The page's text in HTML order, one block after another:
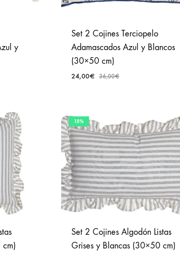
y
FAVORITOS
Set 2 Cojines Terciopelo
Adamascados Azul y Blancos
(30×50 cm)
24,00€ 36,00€
15%
Set 2 Cojines Algodón Listas
Grises y Blancas (30×50 cm)